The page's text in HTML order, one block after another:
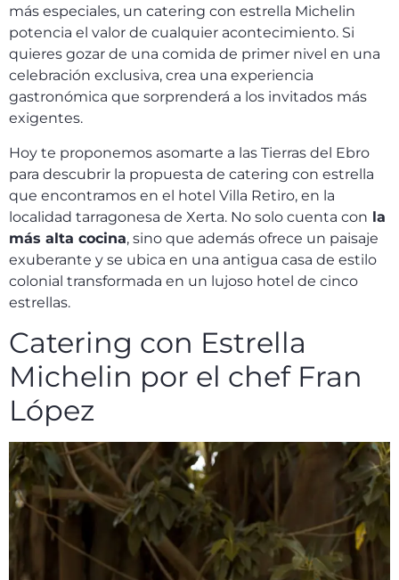
más especiales, un catering con estrella Michelin
potencia el valor de cualquier acontecimiento. Si
quieres gozar de una comida de primer nivel en una
celebración exclusiva, crea una experiencia
gastronómica que sorprenderá a los invitados más
exigentes.
Hoy te proponemos asomarte a las Tierras del Ebro
para descubrir la propuesta de catering con estrella
que encontramos en el hotel Villa Retiro, en la
localidad tarragonesa de Xerta. No solo cuenta con la
más alta cocina, sino que además ofrece un paisaje
exuberante y se ubica en una antigua casa de estilo
colonial transformada en un lujoso hotel de cinco
estrellas.
Catering con Estrella
Michelin por el chef Fran
López